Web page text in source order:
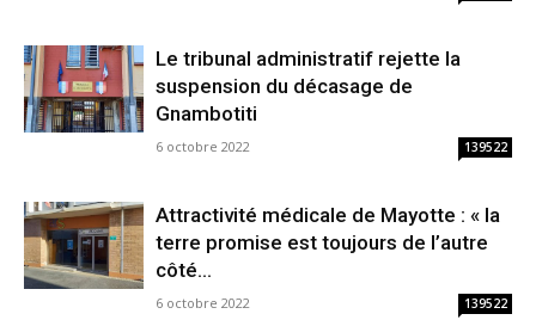
Le tribunal administratif rejette la
suspension du décasage de
Gnambotiti
6 octobre 2022 139522
Attractivité médicale de Mayotte : « la
terre promise est toujours de l’autre
côté...
6 octobre 2022 139522